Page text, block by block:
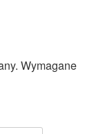
Wymagane